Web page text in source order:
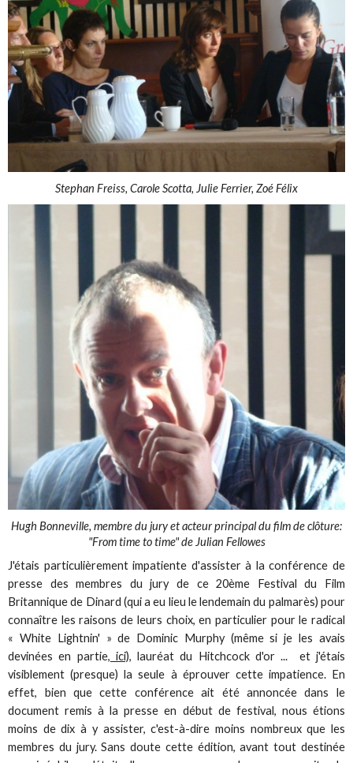
Stephan Freiss, Carole Scotta, Julie Ferrier, Zoé Félix
Hugh Bonneville, membre du jury et acteur principal du film de clôture:
"From time to time" de Julian Fellowes
J'étais particulièrement impatiente d'assister à la conférence de
presse des membres du jury de ce 20ème Festival du Film
Britannique de Dinard (qui a eu lieu le lendemain du palmarès) pour
connaître les raisons de leurs choix, en particulier pour le radical
« White Lightnin' » de Dominic Murphy (même si je les avais
devinées en partie, ici), lauréat du Hitchcock d'or ... et j'étais
visiblement (presque) la seule à éprouver cette impatience. En
effet, bien que cette conférence ait été annoncée dans le
document remis à la presse en début de festival, nous étions
moins de dix à y assister, c'est-à-dire moins nombreux que les
membres du jury. Sans doute cette édition, avant tout destinée